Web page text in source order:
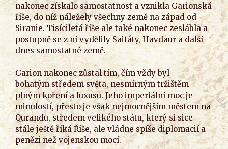
nakonec získalo samostatnost a vznikla Garionská
říše, do níž náležely všechny země na západ od
Siranie. Tisíciletá říše ale také nakonec zeslábla a
postupně se z ní vydělily Saifáty, Havdaur a další
dnes samostatné země.
Garion nakonec zůstal tím, čím vždy byl –
bohatým středem světa, nesmírným tržištěm
plným koření a luxusu. Jeho imperiální moc je
minulostí, přesto je však nejmocnějším městem na
Qurandu, středem velikého státu, který si sice
stále ještě říká Říše, ale vládne spíše diplomacií a
penězi než vojenskou mocí.